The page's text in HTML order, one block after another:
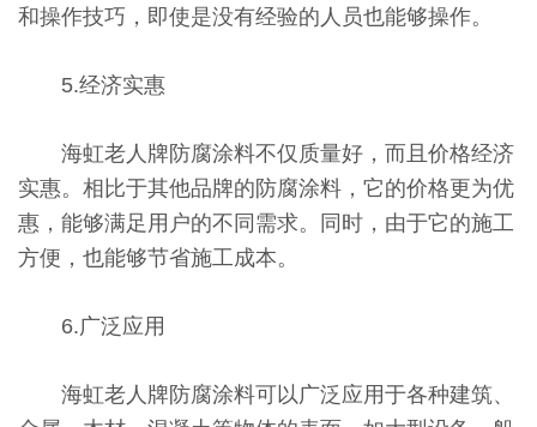
和操作技巧，即使是没有经验的人员也能够操作。
5.经济实惠
海虹老人牌防腐涂料不仅质量好，而且价格经济
实惠。相比于其他品牌的防腐涂料，它的价格更为优
惠，能够满足用户的不同需求。同时，由于它的施工
方便，也能够节省施工成本。
6.广泛应用
海虹老人牌防腐涂料可以广泛应用于各种建筑、